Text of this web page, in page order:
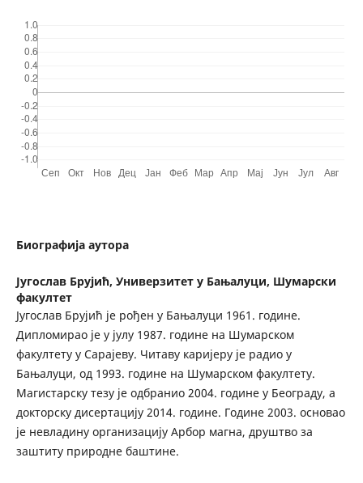
Биографија аутора
Југослав Брујић, Универзитет у Бањалуци, Шумарски
факултет
Југослав Брујић је рођен у Бањалуци 1961. године.
Дипломирао је у јулу 1987. године на Шумарском
факултету у Сарајеву. Читаву каријеру је радио у
Бањалуци, од 1993. године на Шумарском факултету.
Магистарску тезу је одбранио 2004. године у Београду, а
докторску дисертацију 2014. године. Године 2003. основао
је невладину организацију Арбор магна, друштво за
заштиту природне баштине.